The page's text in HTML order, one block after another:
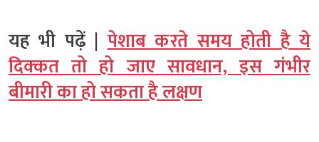
यह भी पढ़ें |पेशाब करते समय होती है ये
दिक्‍कत तो हो जाए सावधान, इस गंभीर
बीमारी का हो सकता है लक्षण